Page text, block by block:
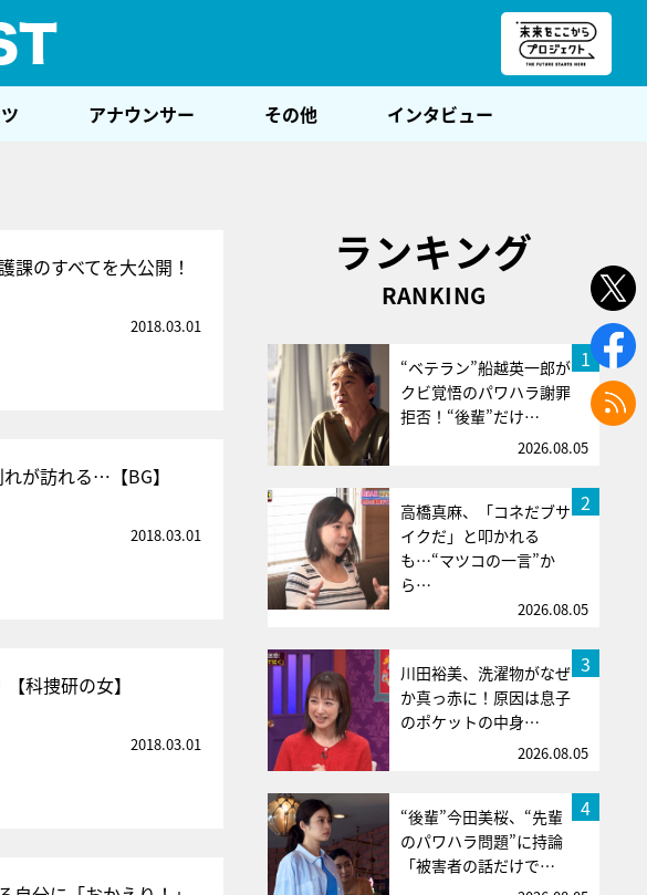
アナウンサー その他 インタビュー
課のすべてを大公開！
2018.03.01
が訪れる…【BG】
2018.03.01
科捜研の女】
2018.03.01
ランキング
RANKING
1
“ベテラン”船越英一郎が
クビ覚悟のパワハラ謝罪
拒否！“後輩”だけ…
2026.08.05
2
高橋真麻、「コネだブサ
イクだ」と叩かれる
も…“マツコの一言”か
ら…
2026.08.05
3
川田裕美、洗濯物がなぜ
か真っ赤に！原因は息子
のポケットの中身…
2026.08.05
4
“後輩”今田美桜、“先輩
のパワハラ問題”に持論
「被害者の話だけで…